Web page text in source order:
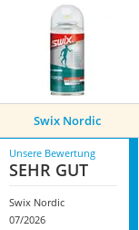
Swix Nordic
Unsere Bewertung
SEHR GUT
Swix Nordic
07/2026